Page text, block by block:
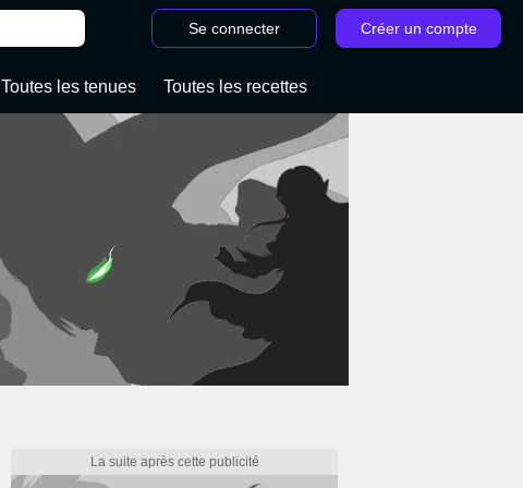
Se connecter Créer un compte
Toutes les tenues Toutes les recettes